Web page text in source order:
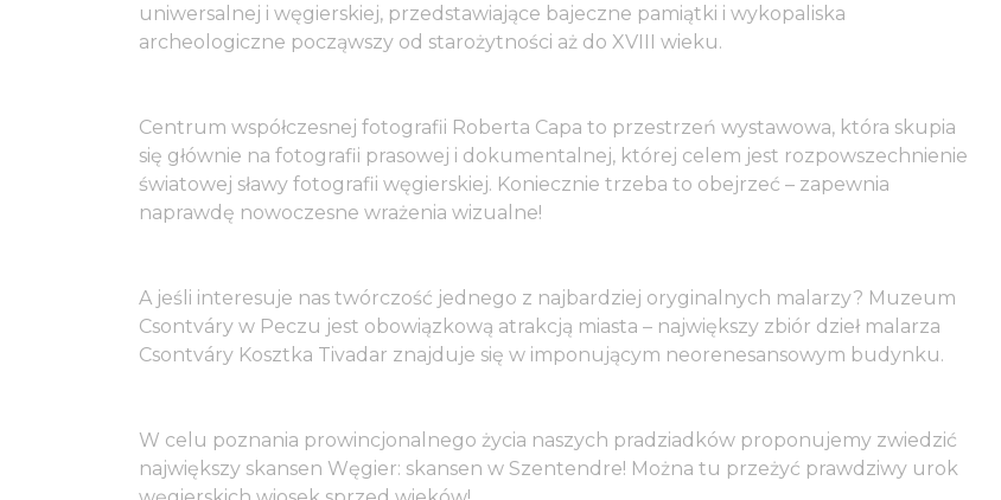
uniwersalnej i węgierskiej, przedstawiające bajeczne pamiątki i wykopaliska
archeologiczne począwszy od starożytności aż do XVIII wieku.
Centrum współczesnej fotografii Roberta Capa to przestrzeń wystawowa, która skupia
się głównie na fotografii prasowej i dokumentalnej, której celem jest rozpowszechnienie
światowej sławy fotografii węgierskiej. Koniecznie trzeba to obejrzeć – zapewnia
naprawdę nowoczesne wrażenia wizualne!
A jeśli interesuje nas twórczość jednego z najbardziej oryginalnych malarzy? Muzeum
Csontváry w Peczu jest obowiązkową atrakcją miasta – największy zbiór dzieł malarza
Csontváry Kosztka Tivadar znajduje się w imponującym neorenesansowym budynku.
W celu poznania prowincjonalnego życia naszych pradziadków proponujemy zwiedzić
największy skansen Węgier: skansen w Szentendre! Można tu przeżyć prawdziwy urok